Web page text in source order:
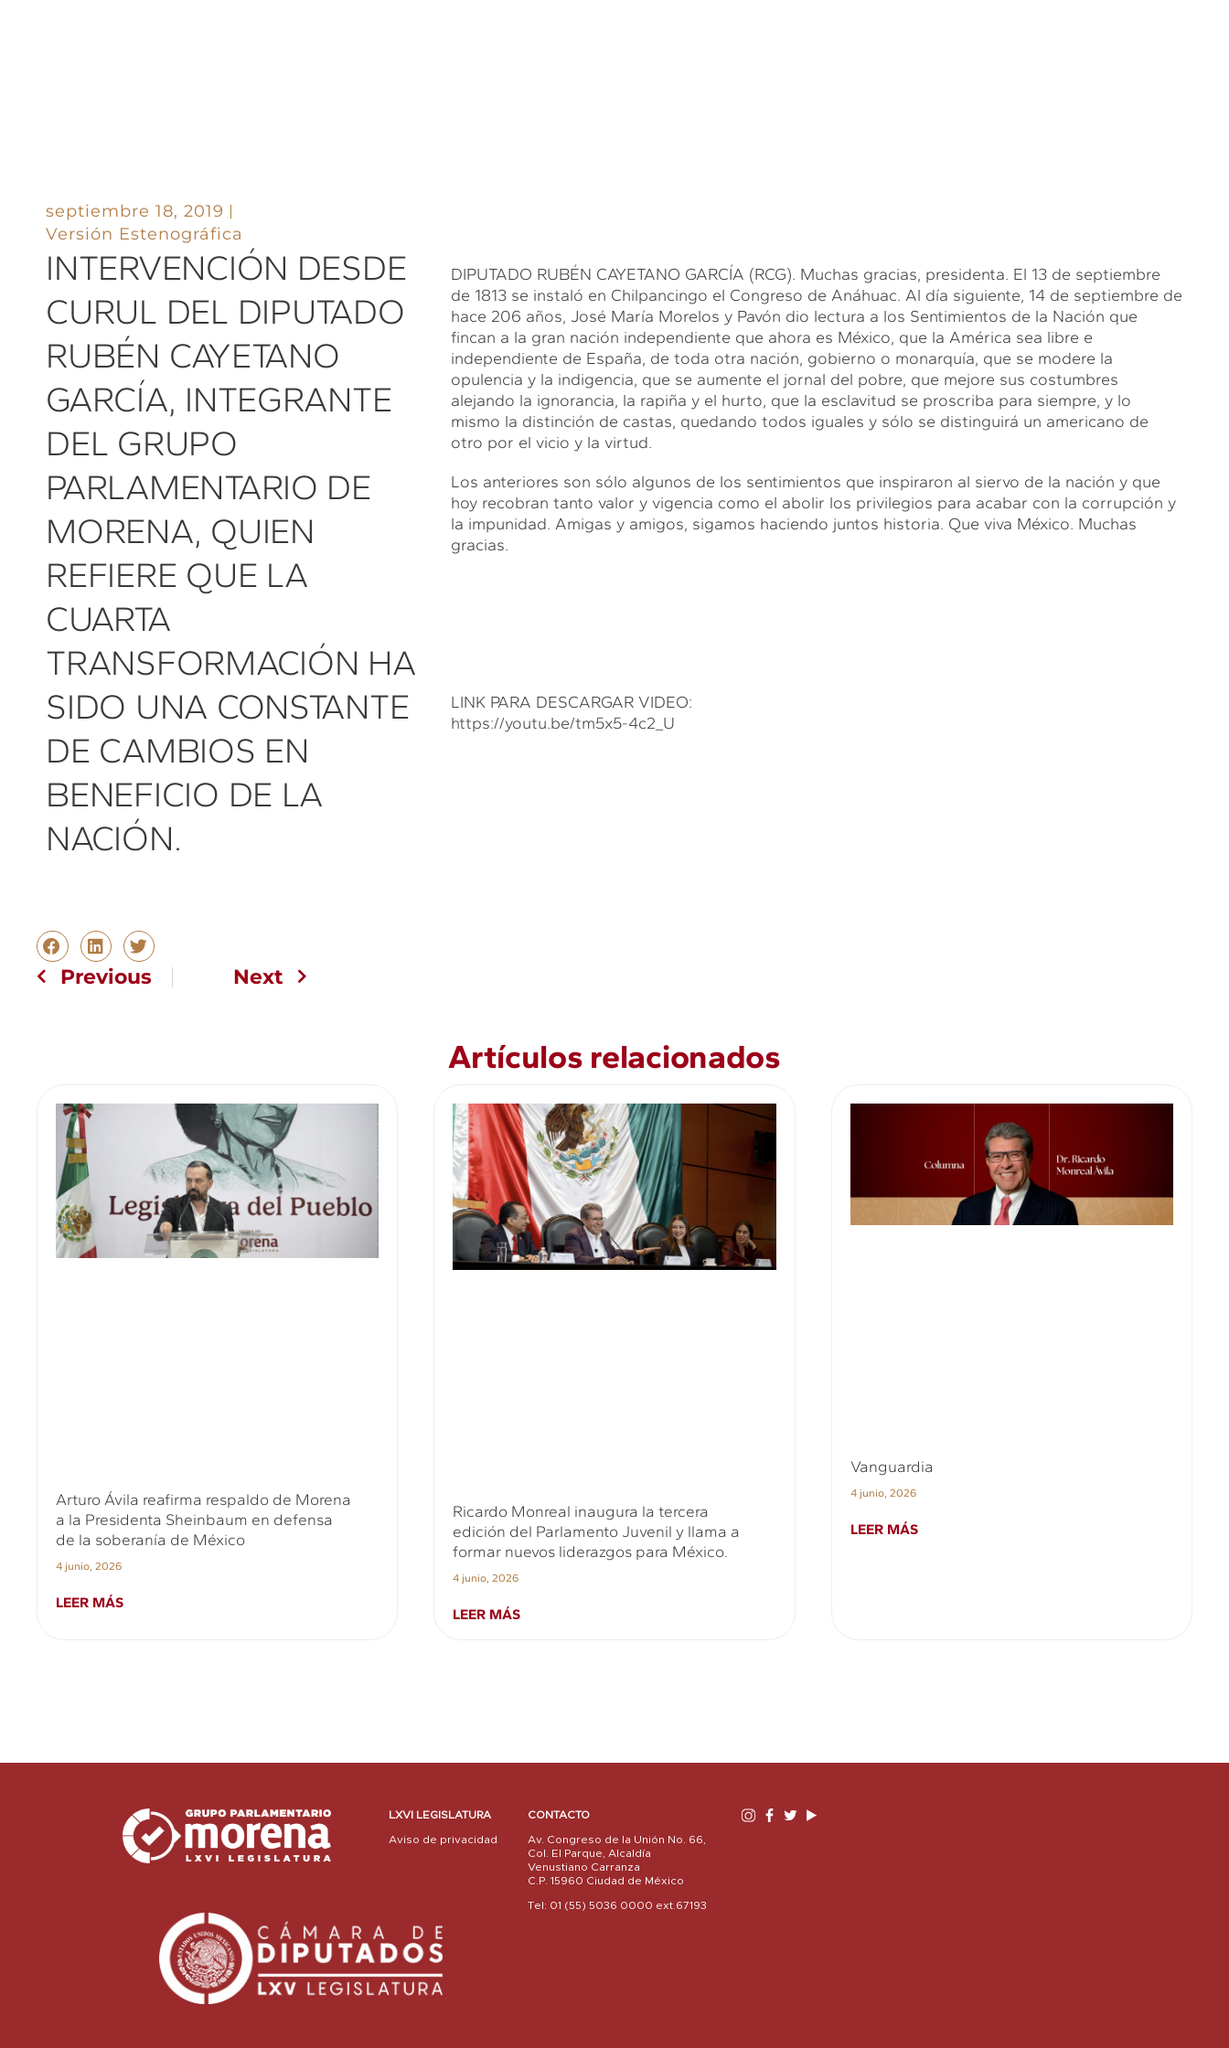
septiembre 18, 2019
Versión Estenográfica
INTERVENCIÓN DESDE
CURUL DEL DIPUTADO
RUBÉN CAYETANO
GARCÍA, INTEGRANTE
DEL GRUPO
PARLAMENTARIO DE
MORENA, QUIEN
REFIERE QUE LA
CUARTA
TRANSFORMACIÓN HA
SIDO UNA CONSTANTE
DE CAMBIOS EN
BENEFICIO DE LA
NACIÓN.
DIPUTADO RUBÉN CAYETANO GARCÍA (RCG). Muchas gracias, presidenta. El 13 de septiembre
de 1813 se instaló en Chilpancingo el Congreso de Anáhuac. Al día siguiente, 14 de septiembre de
hace 206 años, José María Morelos y Pavón dio lectura a los Sentimientos de la Nación que
fincan a la gran nación independiente que ahora es México, que la América sea libre e
independiente de España, de toda otra nación, gobierno o monarquía, que se modere la
opulencia y la indigencia, que se aumente el jornal del pobre, que mejore sus costumbres
alejando la ignorancia, la rapiña y el hurto, que la esclavitud se proscriba para siempre, y lo
mismo la distinción de castas, quedando todos iguales y sólo se distinguirá un americano de
otro por el vicio y la virtud.
Los anteriores son sólo algunos de los sentimientos que inspiraron al siervo de la nación y que
hoy recobran tanto valor y vigencia como el abolir los privilegios para acabar con la corrupción y
la impunidad. Amigas y amigos, sigamos haciendo juntos historia. Que viva México. Muchas
gracias.
LINK PARA DESCARGAR VIDEO:
https://youtu.be/tm5x5-4c2_U
Previous Next
Artículos relacionados
Arturo Ávila reafirma respaldo de Morena
a la Presidenta Sheinbaum en defensa
de la soberanía de México
4 junio, 2026
LEER MÁS
Ricardo Monreal inaugura la tercera
edición del Parlamento Juvenil y llama a
formar nuevos liderazgos para México.
4 junio, 2026
LEER MÁS
Vanguardia
4 junio, 2026
LEER MÁS
LXVI LEGISLATURA
Aviso de privacidad
CONTACTO
Av. Congreso de la Unión No. 66,
Col. El Parque, Alcaldía
Venustiano Carranza
C.P. 15960 Ciudad de México
Tel: 01 (55) 5036 0000 ext.67193